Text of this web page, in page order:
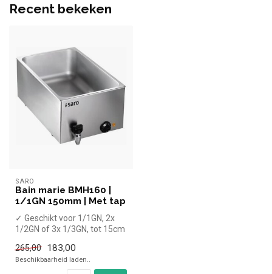
Recent bekeken
SARO
Bain marie BMH160 |
1/1GN 150mm | Met tap
✓ Geschikt voor 1/1GN, 2x
1/2GN of 3x 1/3GN, tot 15cm
✓ Met aftapkraan
✓ ...
265,00 183,00
Beschikbaarheid laden..